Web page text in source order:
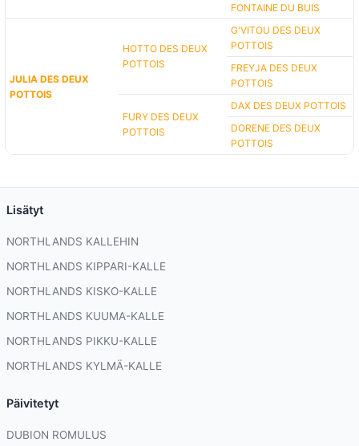
FONTAINE DU BUIS
JULIA DES DEUX
POTTOIS
HOTTO DES DEUX
POTTOIS
G'VITOU DES DEUX
POTTOIS
FREYJA DES DEUX
POTTOIS
FURY DES DEUX
POTTOIS
DAX DES DEUX POTTOIS
DORENE DES DEUX
POTTOIS
Lisätyt
NORTHLANDS KALLEHIN
NORTHLANDS KIPPARI-KALLE
NORTHLANDS KISKO-KALLE
NORTHLANDS KUUMA-KALLE
NORTHLANDS PIKKU-KALLE
NORTHLANDS KYLMÄ-KALLE
Päivitetyt
DUBION ROMULUS